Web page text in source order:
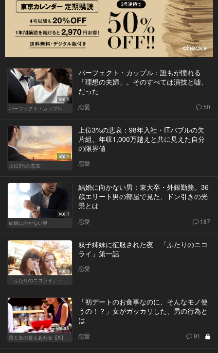
Vol.1
パーフェクト・カップル
パーフェクト・カップル：誰もが憧れる
「理想の夫婦」。そのすべては演技と嘘、
だった
恋愛 50
Vol.1
上位3%の悲哀
上位3%の悲哀：98年入社・ITバブルの欠
片組。年収1,000万越えと共に見えた自分
の限界値
恋愛
Vol.1
結婚に向かない男
結婚に向かない男：東大卒・外銀勤務。36
歳エリート男の部屋で見た、ドン引きの光
景とは
恋愛 187
Vol.1
双子姉妹に征服された夜 「ふたりのニコ
ライ」第一話
恋愛
Vol.35
男と女の答えあわせ【A】
「初デートのお食事なのに、そんなモノ使
うの！？」女がガッカリした、男の行為と
は
恋愛 91